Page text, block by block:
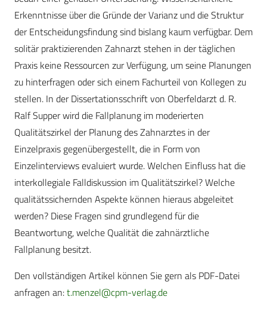
Erkenntnisse über die Gründe der Varianz und die Struktur
der Entscheidungsfindung sind bislang kaum verfügbar. Dem
solitär praktizierenden Zahnarzt stehen in der täglichen
Praxis keine Ressourcen zur Verfügung, um seine Planungen
zu hinterfragen oder sich einem Fachurteil von Kollegen zu
stellen. In der Dissertationsschrift von Oberfeldarzt d. R.
Ralf Supper wird die Fallplanung im moderierten
Qualitätszirkel der Planung des Zahnarztes in der
Einzelpraxis gegenübergestellt, die in Form von
Einzelinterviews evaluiert wurde. Welchen Einfluss hat die
interkollegiale Falldiskussion im Qualitätszirkel? Welche
qualitätssichernden Aspekte können hieraus abgeleitet
werden? Diese Fragen sind grundlegend für die
Beantwortung, welche Qualität die zahnärztliche
Fallplanung besitzt.
Den vollständigen Artikel können Sie gern als PDF-Datei
anfragen an:t.menzel@cpm-verlag.de